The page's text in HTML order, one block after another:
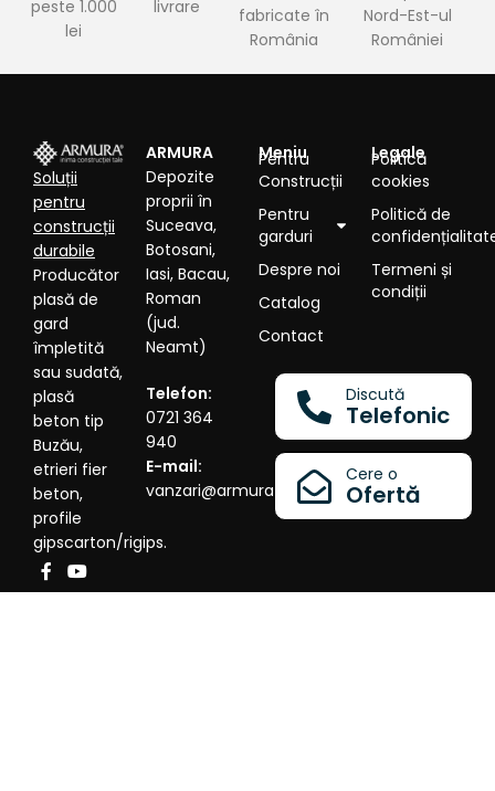
peste 1.000
lei
livrare
fabricate în
România
Nord-Est-ul
României
Soluții
pentru
construcții
durabile
Producător
plasă de
gard
împletită
sau sudată,
plasă
beton tip
Buzău,
etrieri fier
beton,
profile
gipscarton/rigips.
ARMURA
Depozite
proprii în
Suceava,
Botosani,
Iasi, Bacau,
Roman
(jud.
Neamt)
Telefon:
0721 364
940
E-mail:
vanzari@armura.eu
Meniu
Pentru
Construcții
Pentru
garduri
Despre noi
Catalog
Contact
Legale
Politică
cookies
Politică de
Termeni și
condiții
Discută
Telefonic
Cere o
Ofertă